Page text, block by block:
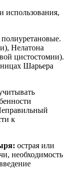
использования,
Нелатона
цистостомии).
Шарьера
к
острая или
необходимость